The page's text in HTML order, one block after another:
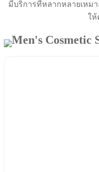
มีบริการที่หลากหลายเหม
ให้
Men's Cosmetic